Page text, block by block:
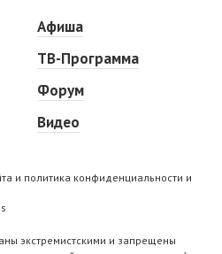
Афиша
ТВ-Программа
Форум
Видео
и политика конфиденциальности и
экстремистскими и запрещены